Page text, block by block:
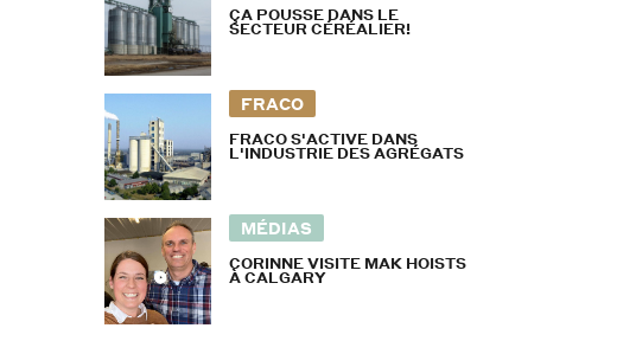
ÇA POUSSE DANS LE
SECTEUR CÉRÉALIER!
FRACO
FRACO S'ACTIVE DANS
L'INDUSTRIE DES AGRÉGATS
MÉDIAS
CORINNE VISITE MAK HOISTS
À CALGARY